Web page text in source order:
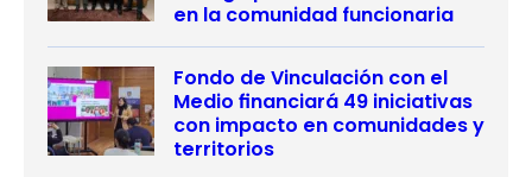
en la comunidad funcionaria
Fondo de Vinculación con el
Medio financiará 49 iniciativas
con impacto en comunidades y
territorios